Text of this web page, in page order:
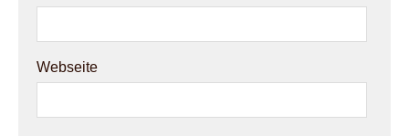
Webseite